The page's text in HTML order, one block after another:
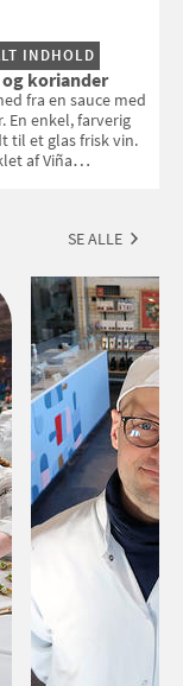
INDHOLD
og koriander
fra en sauce med
En enkel, farverig
til et glas frisk vin.
af Viña
SE ALLE